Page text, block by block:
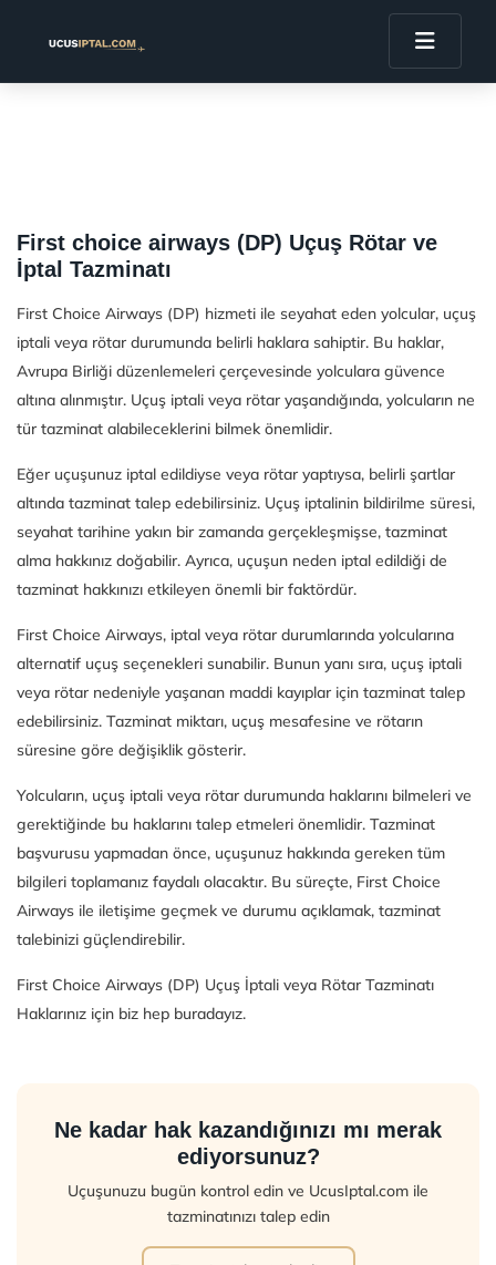
First choice airways (DP) Uçuş Rötar ve
İptal Tazminatı
First Choice Airways (DP) hizmeti ile seyahat eden yolcular, uçuş
iptali veya rötar durumunda belirli haklara sahiptir. Bu haklar,
Avrupa Birliği düzenlemeleri çerçevesinde yolculara güvence
altına alınmıştır. Uçuş iptali veya rötar yaşandığında, yolcuların ne
tür tazminat alabileceklerini bilmek önemlidir.
Eğer uçuşunuz iptal edildiyse veya rötar yaptıysa, belirli şartlar
altında tazminat talep edebilirsiniz. Uçuş iptalinin bildirilme süresi,
seyahat tarihine yakın bir zamanda gerçekleşmişse, tazminat
alma hakkınız doğabilir. Ayrıca, uçuşun neden iptal edildiği de
tazminat hakkınızı etkileyen önemli bir faktördür.
First Choice Airways, iptal veya rötar durumlarında yolcularına
alternatif uçuş seçenekleri sunabilir. Bunun yanı sıra, uçuş iptali
veya rötar nedeniyle yaşanan maddi kayıplar için tazminat talep
edebilirsiniz. Tazminat miktarı, uçuş mesafesine ve rötarın
süresine göre değişiklik gösterir.
Yolcuların, uçuş iptali veya rötar durumunda haklarını bilmeleri ve
gerektiğinde bu haklarını talep etmeleri önemlidir. Tazminat
başvurusu yapmadan önce, uçuşunuz hakkında gereken tüm
bilgileri toplamanız faydalı olacaktır. Bu süreçte, First Choice
Airways ile iletişime geçmek ve durumu açıklamak, tazminat
talebinizi güçlendirebilir.
First Choice Airways (DP) Uçuş İptali veya Rötar Tazminatı
Haklarınız için biz hep buradayız.
Ne kadar hak kazandığınızı mı merak
ediyorsunuz?
Uçuşunuzu bugün kontrol edin ve UcusIptal.com ile
tazminatınızı talep edin